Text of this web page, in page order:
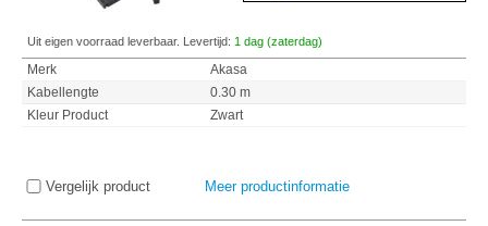
Uit eigen voorraad leverbaar. Levertijd: 1 dag (zaterdag)
Merk
Akasa
Kabellengte
0.30 m
Kleur Product
Zwart
Vergelijk product Meer productinformatie